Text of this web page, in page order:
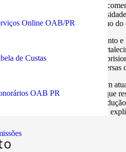
Online OAB/PR
de Custas
OAB PR
das Centrais considerou as
sanitárias] evidenciaram a
a pandemia”, aponta trecho do
Departamento de Monitoramento
podem ser trabalhados para o
persistentes no campo
leque de responsabilizações
da Presidência do CNJ com
de alternativas penais com enfoque
de incidência que avancem na
índices ao longo dos anos”,